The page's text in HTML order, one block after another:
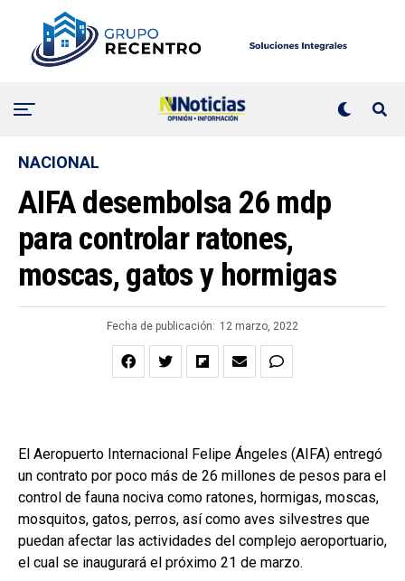
NACIONAL
AIFA desembolsa 26 mdp
para controlar ratones,
moscas, gatos y hormigas
Fecha de publicación: 12 marzo, 2022
El Aeropuerto Internacional Felipe Ángeles (AIFA) entregó
un contrato por poco más de 26 millones de pesos para el
control de fauna nociva como ratones, hormigas, moscas,
mosquitos, gatos, perros, así como aves silvestres que
puedan afectar las actividades del complejo aeroportuario,
el cual se inaugurará el próximo 21 de marzo.